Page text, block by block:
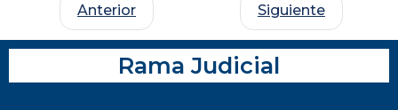
Anterior Siguiente
Rama Judicial